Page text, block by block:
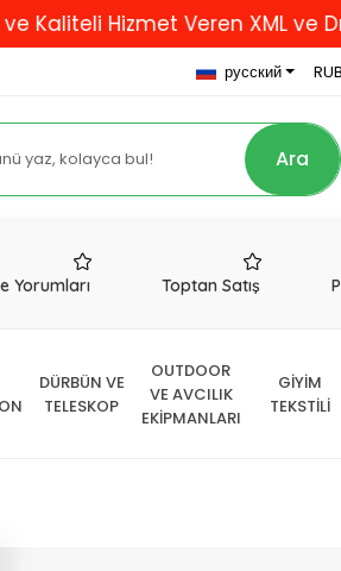
Hizmet Veren XML ve
русский
Ara
Yorumları Toptan Satış
DÜRBÜN VE
TELESKOP
OUTDOOR
VE AVCILIK
EKİPMANLARI
GİYİM
TEKSTİLİ